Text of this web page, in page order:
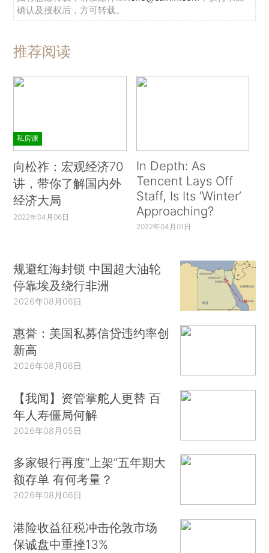
确认及授权后，方可转载。
推荐阅读
私房课
向松祚：宏观经济70
讲，带你了解国内外
经济大局
2022年04月06日
In Depth: As
Tencent Lays Off
Staff, Is Its ‘Winter’
Approaching?
2022年04月01日
规避红海封锁 中国超大油轮
停靠埃及绕行非洲
2026年08月06日
惠誉：美国私募信贷违约率创
新高
2026年08月06日
【我闻】资管掌舵人更替 百
年人寿僵局何解
2026年08月05日
多家银行再度“上架”五年期大
额存单 有何考量？
2026年08月06日
港险收益征税冲击伦敦市场
保诚盘中重挫13%